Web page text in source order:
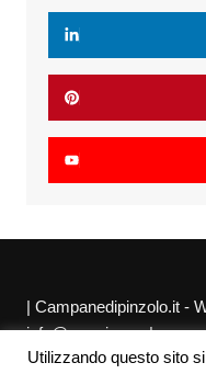
| Campanedipinzolo.it -
info@agraria.org |
Utilizzando questo sito